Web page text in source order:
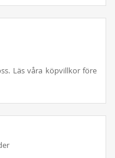
Läs våra köpvillkor före